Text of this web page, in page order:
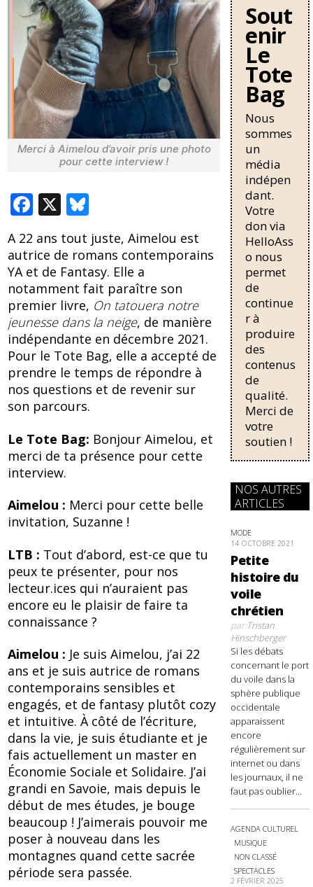
Merci à Aimelou d’avoir pris une photo
pour cette interview !
F
e
b
o
o
k
X
u
e
sk
y
A 22 ans tout juste, Aimelou est
autrice de romans contemporains
YA et de Fantasy. Elle a
notamment fait paraître son
premier livre, On tatouera notre
jeunesse dans la neige, de manière
indépendante en décembre 2021.
Pour le Tote Bag, elle a accepté de
prendre le temps de répondre à
nos questions et de revenir sur
son parcours.
Le Tote Bag: Bonjour Aimelou, et
merci de ta présence pour cette
interview.
Aimelou : Merci pour cette belle
invitation, Suzanne !
LTB : Tout d’abord, est-ce que tu
peux te présenter, pour nos
lecteur.ices qui n’auraient pas
encore eu le plaisir de faire ta
connaissance ?
Aimelou : Je suis Aimelou, j’ai 22
ans et je suis autrice de romans
contemporains sensibles et
engagés, et de fantasy plutôt cozy
et intuitive. À côté de l’écriture,
dans la vie, je suis étudiante et je
fais actuellement un master en
Économie Sociale et Solidaire. J’ai
grandi en Savoie, mais depuis le
début de mes études, je bouge
beaucoup ! J’aimerais pouvoir me
poser à nouveau dans les
montagnes quand cette sacrée
période sera passée.
travailleurs
sans-
papiers en
France se
durcit avec
une
nouvelle
circulaire
de Bruno
Retailleau
qui
pourrait
allonger la
durée de
résidence
nécessaire
pour une
régularisati
on,
passant de
trois...
Sout
enir
Le
Tote
Bag
Nous
sommes
un
média
indépen
dant.
Votre
don via
HelloAss
o nous
permet
de
continue
r à
produire
des
contenus
de
qualité.
Merci de
votre
soutien !
NOS AUTRES
ARTICLES
MODE
14 OCTOBRE 2021
Petite
histoire du
voile
chrétien
parTristan
Hinschberger
Si les débats
concernant le port
du voile dans la
sphère publique
occidentale
apparaissent
encore
régulièrement sur
internet ou dans
les journaux, il ne
faut pas oublier...
AGENDA CULTUREL
MUSIQUE
NON CLASSÉ
SPECTACLES
2 FÉVRIER 2025